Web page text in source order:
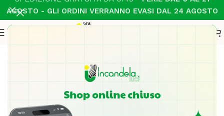
AGOSTO - GLI ORDINI VERRANNO EVASI DAL 24 AGOSTO